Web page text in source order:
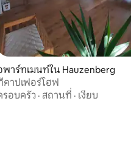
จาก 5, 42 รีวิว
พาร์ทเมนท์ใน Hauzenberg
คาปเฟอร์โฮฟ
รอบครัว · สถานที่ · เงียบ